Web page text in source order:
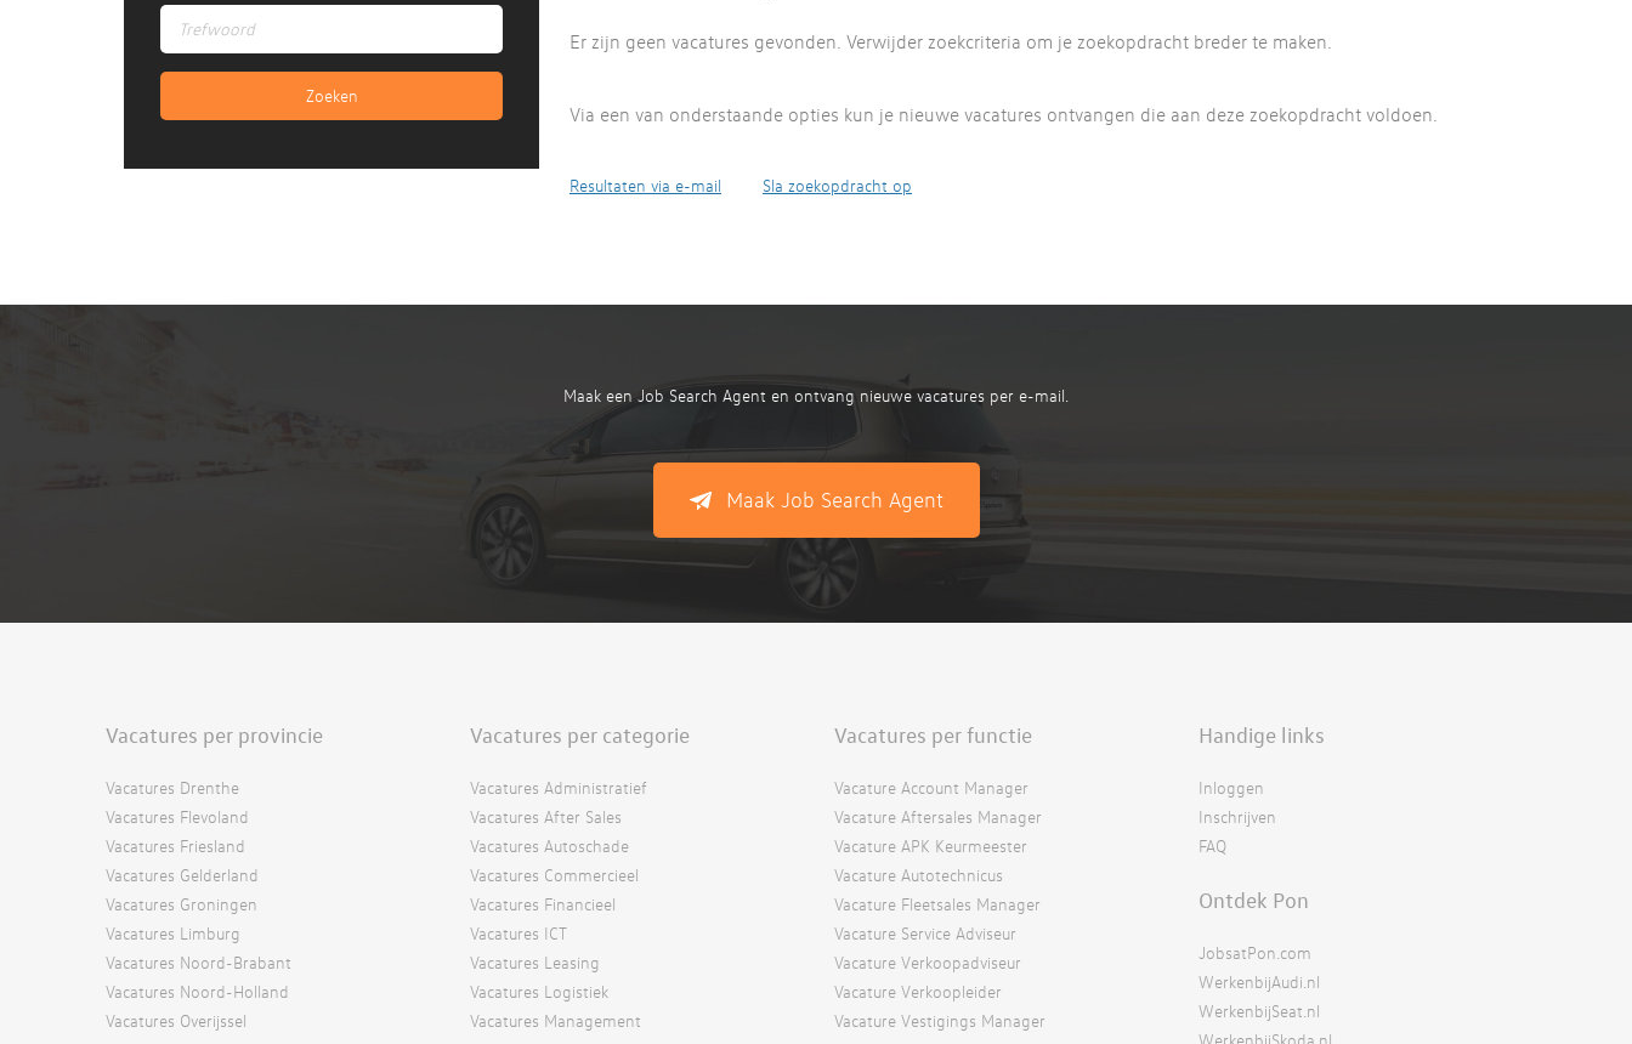
Er zijn geen vacatures gevonden. Verwijder zoekcriteria om je zoekopdracht breder te maken.
Via een van onderstaande opties kun je nieuwe vacatures ontvangen die aan deze zoekopdracht voldoen.
Resultaten via e-mail Sla zoekopdracht op
Maak een Job Search Agent en ontvang nieuwe vacatures per e-mail.
Maak Job Search Agent
Vacatures per provincie
Vacatures Drenthe
Vacatures Flevoland
Vacatures Friesland
Vacatures Gelderland
Vacatures Groningen
Vacatures Limburg
Vacatures Noord-Brabant
Vacatures Noord-Holland
Vacatures Overijssel
Vacatures per categorie
Vacatures Administratief
Vacatures After Sales
Vacatures Autoschade
Vacatures Commercieel
Vacatures Financieel
Vacatures ICT
Vacatures Leasing
Vacatures Logistiek
Vacatures Management
Vacatures per functie
Vacature Account Manager
Vacature Aftersales Manager
Vacature APK Keurmeester
Vacature Autotechnicus
Vacature Fleetsales Manager
Vacature Service Adviseur
Vacature Verkoopadviseur
Vacature Verkoopleider
Vacature Vestigings Manager
Handige links
Inloggen
Inschrijven
FAQ
Ontdek Pon
JobsatPon.com
WerkenbijAudi.nl
WerkenbijSeat.nl
WerkenbijSkoda.nl